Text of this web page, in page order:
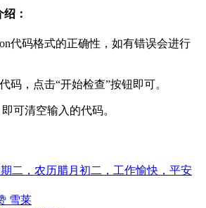
：
代码格式的正确性，如有错误会进行
码，点击“开始检查”按钮即可。
可清空输入的代码。
二，农历腊月初二，工作愉快，平安
雪莱